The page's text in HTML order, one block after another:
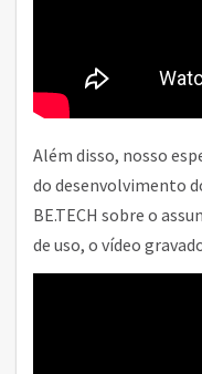
Além disso, nosso
do desenvolvimento
BE.TECH sobre o
de uso, o vídeo